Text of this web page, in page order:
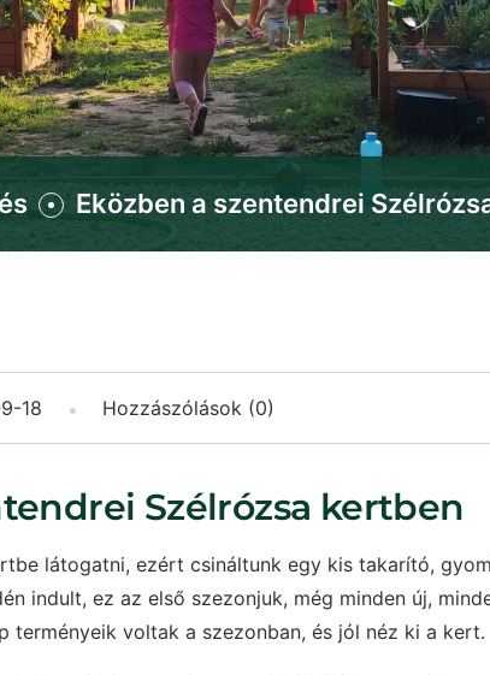
Eközben a szentendrei
18 Hozzászólások (0)
Szélrózsa kertben
látogatni, ezért csináltunk egy kis takarító,
indult, ez az első szezonjuk, még minden új,
terményeik voltak a szezonban, és jól néz ki a kert.